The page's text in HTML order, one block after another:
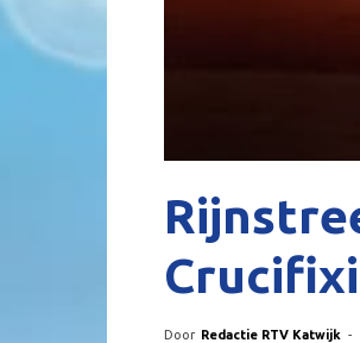
Door Redactie RTV Katwijk -